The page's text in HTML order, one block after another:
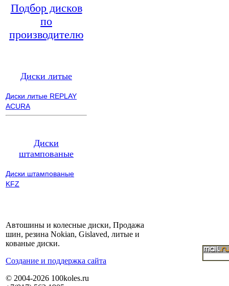
Подбор дисков
по
производителю
Диски литые
Диски литые REPLAY
ACURA
Диски
штампованые
Диски штампованые
KFZ
Автошины и колесные диски, Продажа
шин, резина Nokian, Gislaved, литые и
кованые диски.
Cоздание и поддержка сайта
© 2004-2026 100koles.ru